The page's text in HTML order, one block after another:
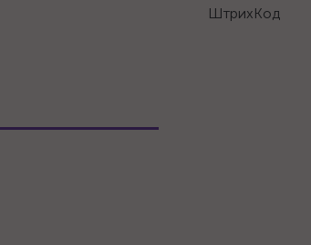
ШтрихКод